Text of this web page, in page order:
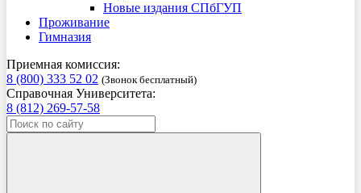
Новые издания СПбГУП
Проживание
Гимназия
Приемная комиссия:
8 (800) 333 52 02 (Звонок бесплатный)
Справочная Университета:
8 (812) 269-57-58